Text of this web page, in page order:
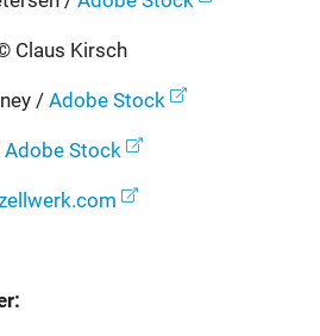
Claus Kirsch
/ Adobe Stock
Adobe Stock